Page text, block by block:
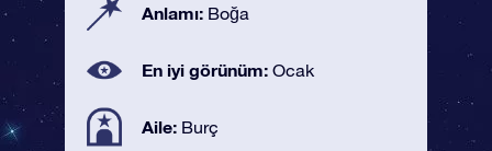
Anlamı: Boğa
En iyi görünüm: Ocak
Aile: Burç